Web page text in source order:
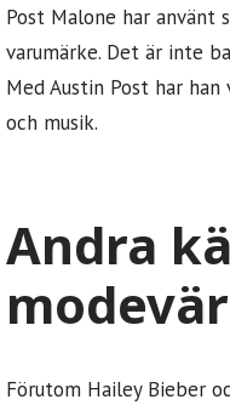
Post Malone har
varumärke. Det är inte
Med Austin Post har
och musik.
Andra
Förutom Hailey Bieber